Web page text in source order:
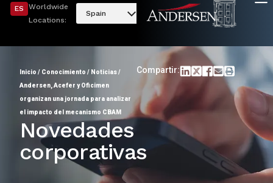
ES
Worldwide
Locations:
Spain
Inicio / Conocimiento / Noticias/
Andersen, Acefer y Oficimen
organizan una jornada para analizar
el impacto del mecanismo CBAM
Compartir:
Novedades
corporativas